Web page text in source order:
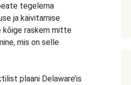
tegelema
ja käivitamise
kõige raskem mitte
mis on selle
plaani Delaware’is